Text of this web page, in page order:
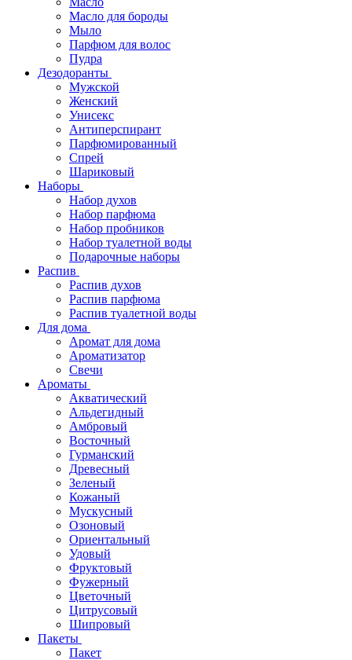
Масло для бороды
Мыло
Парфюм для волос
Пудра
Дезодоранты
Мужской
Женский
Унисекс
Антиперспирант
Парфюмированный
Спрей
Шариковый
Наборы
Набор духов
Набор парфюма
Набор пробников
Набор туалетной воды
Подарочные наборы
Распив
Распив духов
Распив парфюма
Распив туалетной воды
Для дома
Аромат для дома
Ароматизатор
Свечи
Ароматы
Акватический
Альдегидный
Амбровый
Восточный
Гурманский
Древесный
Зеленый
Кожаный
Мускусный
Озоновый
Ориентальный
Удовый
Фруктовый
Фужерный
Цветочный
Цитрусовый
Шипровый
Пакеты
Пакет